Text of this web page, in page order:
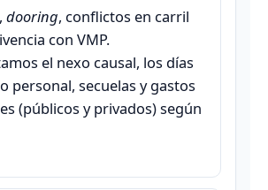
dooring, conflictos en carril
con VMP.
el nexo causal, los días
personal, secuelas y gastos
(públicos y privados) según